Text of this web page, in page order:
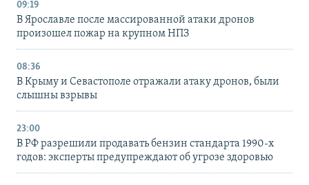
09:19
В Ярославле после массированной атаки дронов
произошел пожар на крупном НПЗ
08:36
В Крыму и Севастополе отражали атаку дронов, были
слышны взрывы
23:00
В РФ разрешили продавать бензин стандарта 1990-х
годов: эксперты предупреждают об угрозе здоровью